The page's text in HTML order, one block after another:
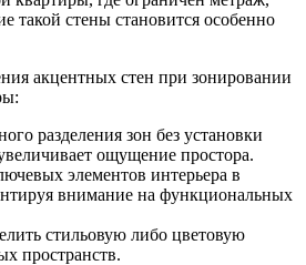
такой стены становится особенно
акцентных стен при зонировании
разделения зон без установки
ощущение простора.
элементов интерьера в
внимание на функциональных
стильовую либо цветовую
пространств.